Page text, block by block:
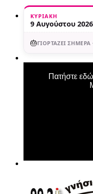
ΚΥΡΙΑΚΉ
9 Αυγούστου 2026
🎂ΓΙΟΡΤΆΖΕΙ ΣΉΜΕΡΑ
Πατήστε